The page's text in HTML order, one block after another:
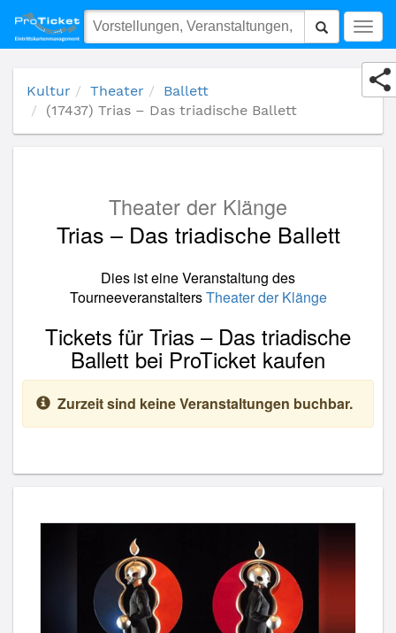
(17437) Trias – Das triadische Ballett
Kultur Theater
Ballett
(17437) Trias – Das triadische Ballett
Theater der Klänge
Trias – Das triadische Ballett
Dies ist eine Veranstaltung des
TourneeveranstaltersTheater der Klänge
Tickets für Trias – Das triadische
Ballett bei ProTicket kaufen
Zurzeit sind keine Veranstaltungen buchbar.